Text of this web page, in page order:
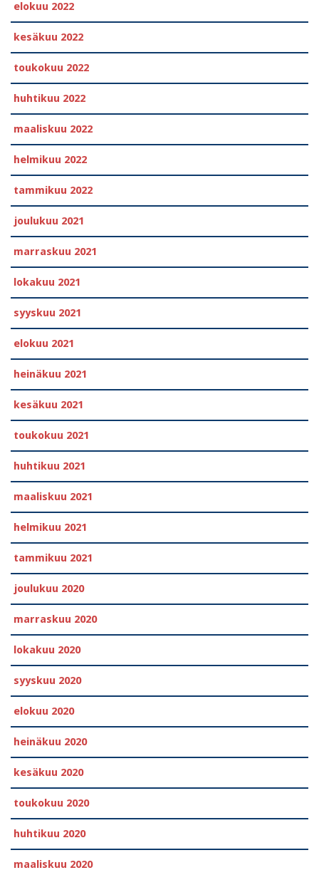
elokuu 2022
kesäkuu 2022
toukokuu 2022
huhtikuu 2022
maaliskuu 2022
helmikuu 2022
tammikuu 2022
joulukuu 2021
marraskuu 2021
lokakuu 2021
syyskuu 2021
elokuu 2021
heinäkuu 2021
kesäkuu 2021
toukokuu 2021
huhtikuu 2021
maaliskuu 2021
helmikuu 2021
tammikuu 2021
joulukuu 2020
marraskuu 2020
lokakuu 2020
syyskuu 2020
elokuu 2020
heinäkuu 2020
kesäkuu 2020
toukokuu 2020
huhtikuu 2020
maaliskuu 2020